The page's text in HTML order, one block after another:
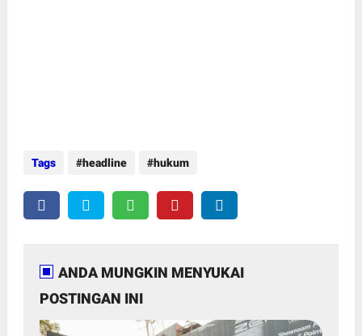
Tags headline hukum
ANDA MUNGKIN MENYUKAI
POSTINGAN INI